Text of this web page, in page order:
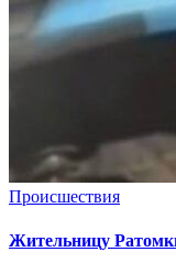
Происшествия
Жительницу